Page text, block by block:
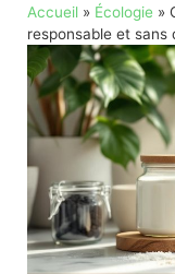
Accueil » Écologie »
responsable et sans